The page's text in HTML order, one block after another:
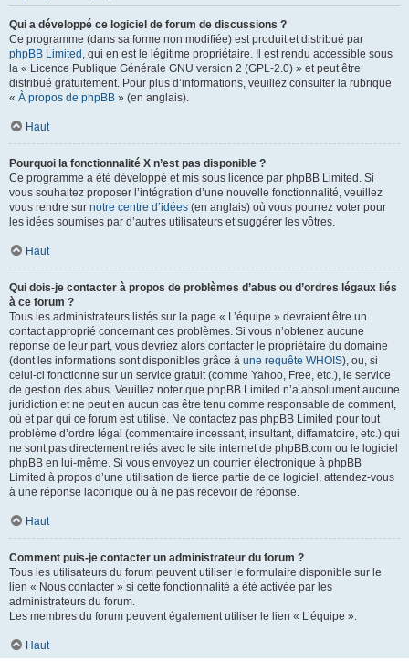
Qui a développé ce logiciel de forum de discussions ?
Ce programme (dans sa forme non modifiée) est produit et distribué par
phpBB Limited , qui en est le légitime propriétaire. Il est rendu accessible sous
la « Licence Publique Générale GNU version 2 (GPL-2.0) » et peut être
distribué gratuitement. Pour plus d’informations, veuillez consulter la rubrique
« À propos de phpBB » (en anglais).
Haut
Pourquoi la fonctionnalité X n’est pas disponible ?
Ce programme a été développé et mis sous licence par phpBB Limited. Si
vous souhaitez proposer l’intégration d’une nouvelle fonctionnalité, veuillez
vous rendre sur notre centre d’idées (en anglais) où vous pourrez voter pour
les idées soumises par d’autres utilisateurs et suggérer les vôtres.
Haut
Qui dois-je contacter à propos de problèmes d’abus ou d’ordres légaux liés
à ce forum ?
Tous les administrateurs listés sur la page « L’équipe » devraient être un
contact approprié concernant ces problèmes. Si vous n’obtenez aucune
réponse de leur part, vous devriez alors contacter le propriétaire du domaine
(dont les informations sont disponibles grâce à une requête WHOIS), ou, si
celui-ci fonctionne sur un service gratuit (comme Yahoo, Free, etc.), le service
de gestion des abus. Veuillez noter que phpBB Limited n’a absolument aucune
juridiction et ne peut en aucun cas être tenu comme responsable de comment,
où et par qui ce forum est utilisé. Ne contactez pas phpBB Limited pour tout
problème d’ordre légal (commentaire incessant, insultant, diffamatoire, etc.) qui
ne sont pas directement reliés avec le site internet de phpBB.com ou le logiciel
phpBB en lui-même. Si vous envoyez un courrier électronique à phpBB
Limited à propos d’une utilisation de tierce partie de ce logiciel, attendez-vous
à une réponse laconique ou à ne pas recevoir de réponse.
Haut
Comment puis-je contacter un administrateur du forum ?
Tous les utilisateurs du forum peuvent utiliser le formulaire disponible sur le
lien « Nous contacter » si cette fonctionnalité a été activée par les
administrateurs du forum.
Les membres du forum peuvent également utiliser le lien « L’équipe ».
Haut